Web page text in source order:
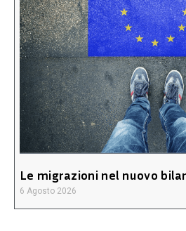
Le migrazioni nel nuovo
6 Agosto 2026